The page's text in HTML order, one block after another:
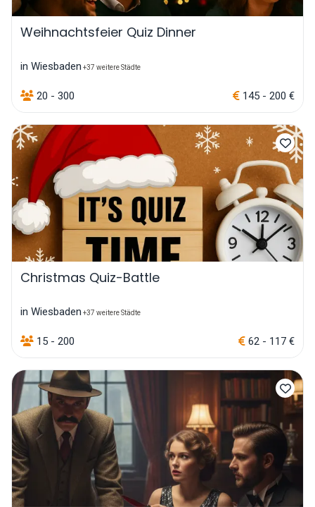
Weihnachtsfeier Quiz Dinner
in Wiesbaden +37 weitere Städte
20 - 300 145 - 200 €
Christmas Quiz-Battle
in Wiesbaden +37 weitere Städte
15 - 200 62 - 117 €